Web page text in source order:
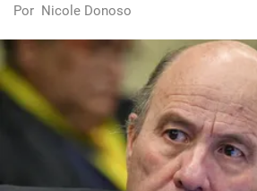
Por Nicole Donoso